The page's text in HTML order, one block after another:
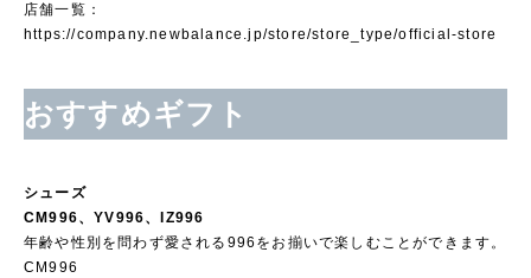
店舗一覧：
https://company.newbalance.jp/store/store_type/official-store
おすすめギフト
シューズ
CM996、YV996、IZ996
年齢や性別を問わず愛される996をお揃いで楽しむことができます。
CM996